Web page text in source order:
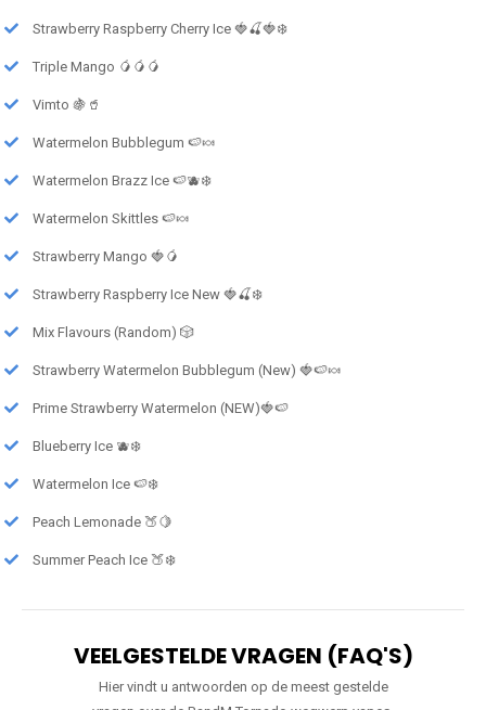
Strawberry Raspberry Cherry Ice 🍓🍒🍓❄️
Triple Mango 🥭🥭🥭
Vimto 🍇🥤
Watermelon Bubblegum 🍉🍬
Watermelon Brazz Ice 🍉🫐❄️
Watermelon Skittles 🍉🍬
Strawberry Mango 🍓🥭
Strawberry Raspberry Ice New 🍓🍒❄️
Mix Flavours (Random) 🎲
Strawberry Watermelon Bubblegum (New) 🍓🍉🍬
Prime Strawberry Watermelon (NEW)🍓🍉
Blueberry Ice 🫐❄️
Watermelon Ice 🍉❄️
Peach Lemonade 🍑🍋
Summer Peach Ice 🍑❄️
VEELGESTELDE VRAGEN (FAQ'S)
Hier vindt u antwoorden op de meest gestelde